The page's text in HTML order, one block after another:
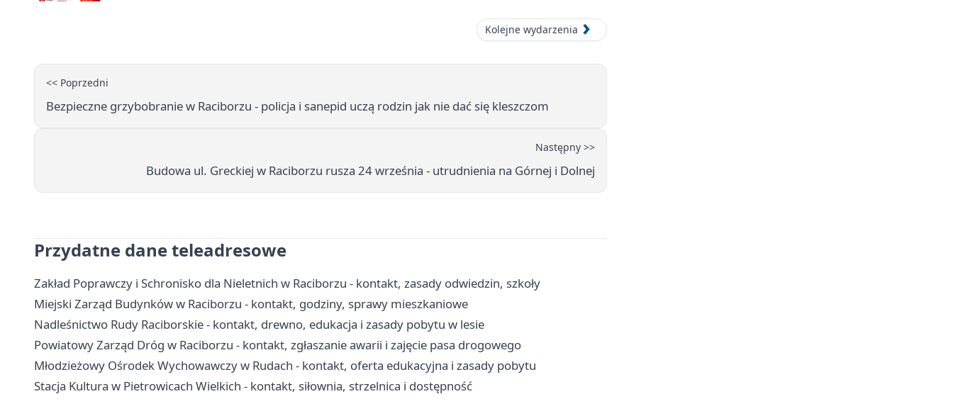
Kolejne wydarzenia
<< Poprzedni
Bezpieczne grzybobranie w Raciborzu - policja i sanepid uczą rodzin jak nie dać się kleszczom
Następny >>
Budowa ul. Greckiej w Raciborzu rusza 24 września - utrudnienia na Górnej i Dolnej
Przydatne dane teleadresowe
Zakład Poprawczy i Schronisko dla Nieletnich w Raciborzu - kontakt, zasady odwiedzin, szkoły
Miejski Zarząd Budynków w Raciborzu - kontakt, godziny, sprawy mieszkaniowe
Nadleśnictwo Rudy Raciborskie - kontakt, drewno, edukacja i zasady pobytu w lesie
Powiatowy Zarząd Dróg w Raciborzu - kontakt, zgłaszanie awarii i zajęcie pasa drogowego
Młodzieżowy Ośrodek Wychowawczy w Rudach - kontakt, oferta edukacyjna i zasady pobytu
Stacja Kultura w Pietrowicach Wielkich - kontakt, siłownia, strzelnica i dostępność